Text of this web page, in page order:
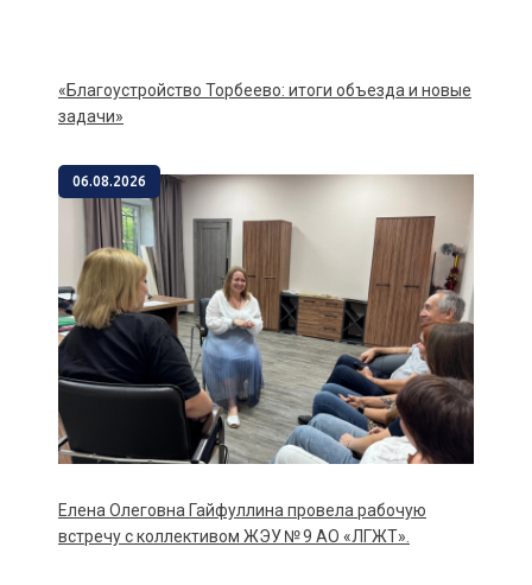
«Благоустройство Торбеево: итоги объезда и новые
задачи»
06.08.2026
Елена Олеговна Гайфуллина провела рабочую
встречу с коллективом ЖЭУ № 9 АО «ЛГЖТ».